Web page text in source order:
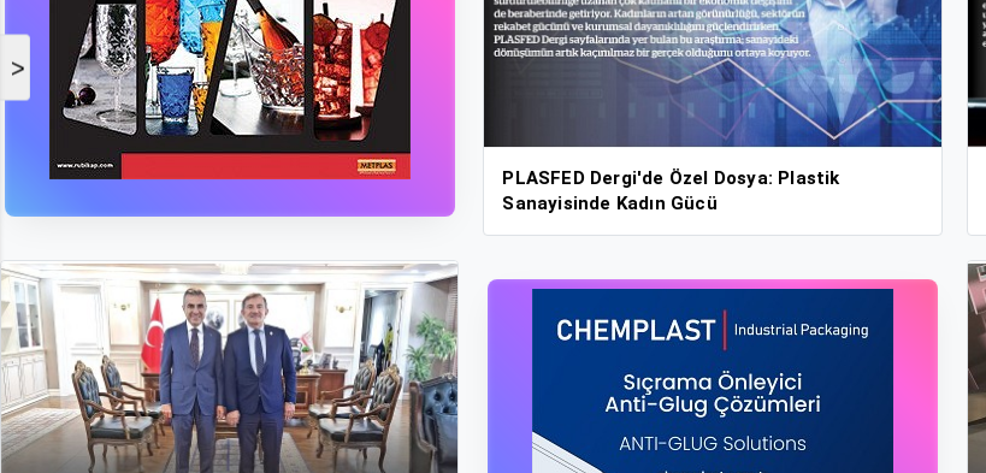
>
PLASFED Dergi'de Özel Dosya: Plastik
Sanayisinde Kadın Gücü